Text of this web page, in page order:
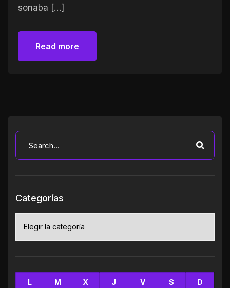
sonaba […]
Read more
Categorías
L M X J V S D